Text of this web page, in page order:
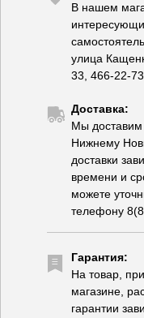
В нашем
улица
33, 466-22-73
Доставка:
Мы
Нижнему
доставки
времени и
можете
телефону
Гарантия:
На товар,
магазине,
гарантии